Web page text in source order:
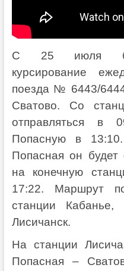
С 25 июля
курсирование
поезда № 6443/
Сватово. Со
отправляться в
Попасную в
Попасная он будет
на конечную
17:22. Маршрут
станции Кабанье,
Лисичанск.
На станции
Попасная –